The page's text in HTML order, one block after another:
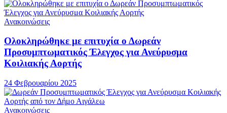
Ανακοινώσεις
Ολοκληρώθηκε με επιτυχία ο Δωρεάν
Προσυμπτωματικός Έλεγχος για Ανεύρυσμα
Κοιλιακής Αορτής
24 Φεβρουαρίου 2025
Ανακοινώσεις